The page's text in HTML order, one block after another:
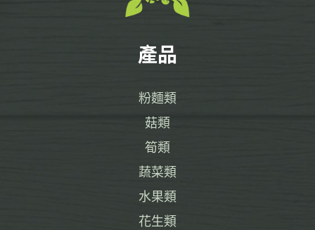
產品
粉麵類
菇類
筍類
蔬菜類
水果類
花生類